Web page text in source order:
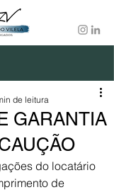
GARANTIA
de leitura
do locatário
de